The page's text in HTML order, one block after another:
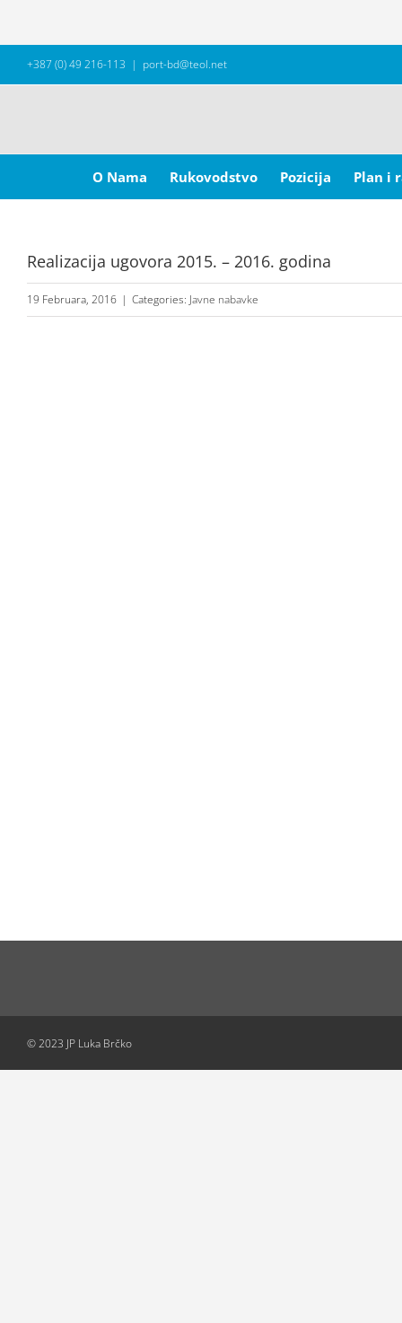
+387 (0) 49 216-113 | port-bd@teol.net
for:
O Nama
Rukovodstvo Pozicija Plan i
Realizacija ugovora 2015. – 2016. godina
19 Februara, 2016 | Categories: Javne nabavke
© 2023 JP Luka Brčko